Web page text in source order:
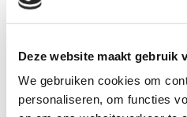
Deze website maakt gebruik
We gebruiken cookies om
personaliseren, om functies
Feest voor Prenatal!
geopend in Zaandam en
Voor beide locaties
decoratiesleveren.